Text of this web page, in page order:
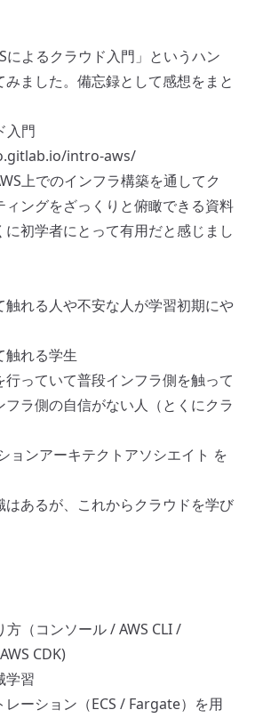
によるクラウド入門」というハン
みました。備忘録として感想をまと
入門
intro-aws/
上でのインフラ構築を通してク
ィングをざっくりと俯瞰できる資料
に初学者にとって有用だと感じまし
触れる人や不安な人が学習初期にや
触れる学生
行っていて普段インフラ側を触って
ラ側の自信がない人（とくにクラ
ョンアーキテクトアソシエイト を
はあるが、これからクラウドを学び
方（コンソール / AWS CLI /
CDK)
学習
レーション（ECS / Fargate）を用